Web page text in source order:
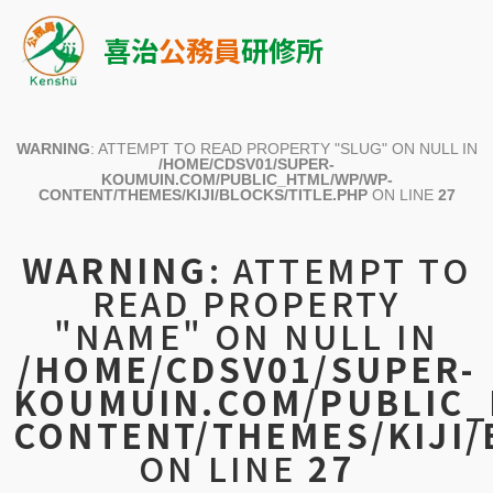
喜治公務員研修所
WARNING: ATTEMPT TO READ PROPERTY "SLUG" ON NULL IN
/HOME/CDSV01/SUPER-
KOUMUIN.COM/PUBLIC_HTML/WP/WP-
CONTENT/THEMES/KIJI/BLOCKS/TITLE.PHPON LINE 27
WARNING: ATTEMPT TO
READ PROPERTY
"NAME" ON NULL IN
/HOME/CDSV01/SUPER-
KOUMUIN.COM/
CONTENT/THEMES/
ON LINE 27